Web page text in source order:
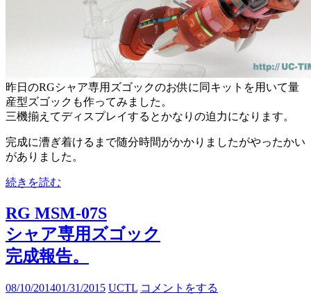
昨日のRGシャア専用ズゴックのお供に同キットを用いて量
産型ズゴックも作ってみました。
三機揃えてディスプレイするとかなりの迫力になります。
完成に漕ぎ着けるまで随分時間がかかりましたがやったかい
がありました。
続きを読む
RG MSM-07S
シャア専用ズゴック
完成報告。
08/10/201401/31/2015 UCTL コメントをする